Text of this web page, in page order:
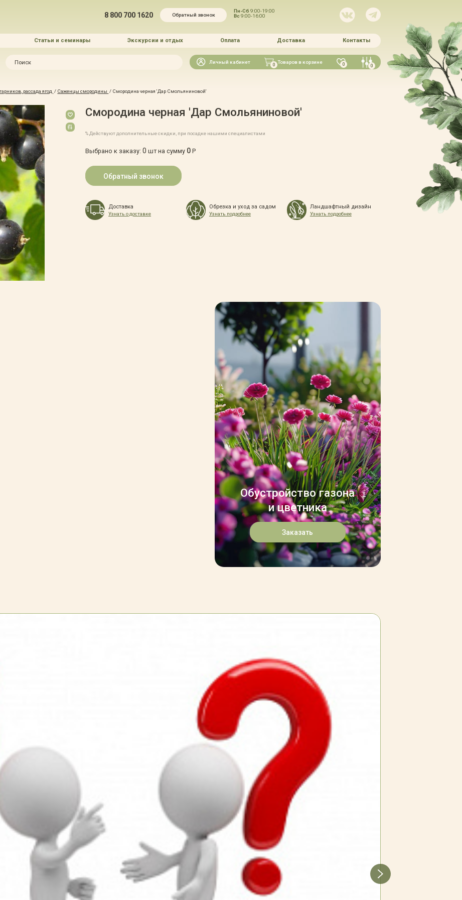
8 800 700 1620 Обратный звонок
Пн-Сб9:00-19:00
Вс9:00-16:00
Статьи и семинары Экскурсии и отдых Оплата Доставка Контакты
и озеленение
услуг
Искать
Личный кабинет 0 Товаров в корзине 0 0
рассада ягод / Саженцы смородины / Смородина черная 'Дар Смольяниновой'
Смородина черная 'Дар Смольяниновой'
% Действуют дополнительные скидки, при посадке нашими специалистами
Выбрано к заказу: 0 шт на сумму 0Р
Обратный звонок
Доставка
Узнать о доставке
Обрезка и уход за садом
Узнать подробнее
Ландшафтный дизайн
Узнать подробнее
Обустройство газона
и цветника
Заказать